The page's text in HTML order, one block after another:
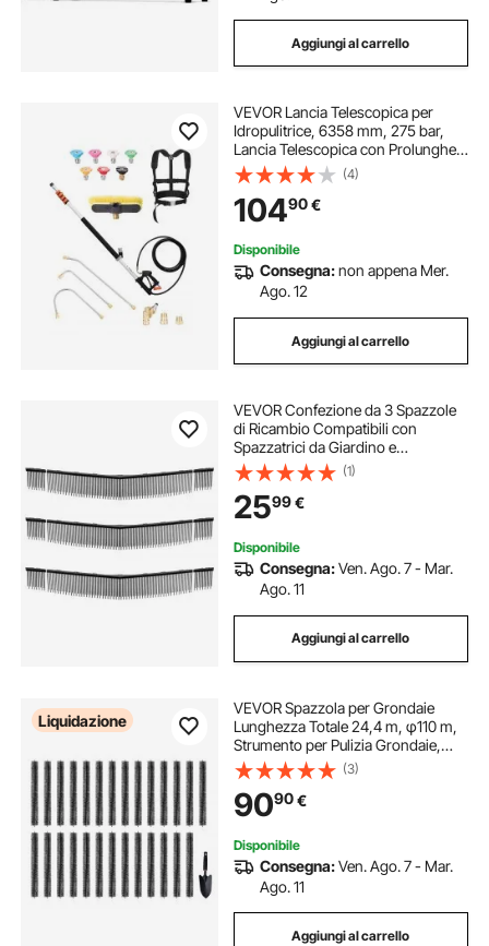
Aggiungi al carrello
VEVOR Lancia Telescopica per
Idropulitrice, 6358 mm, 275 bar,
Lancia Telescopica con Prolunghe,
Pulitore per Grondaie, Testina
Spazzola, 7 Ugelli Spruzzo,
Adattatore, Cintura, Giunto Girevole
(4)
10490€
Disponibile
Consegna:non appena Mer.
Ago. 12
Aggiungi al carrello
VEVOR Confezione da 3 Spazzole
di Ricambio Compatibili con
Spazzatrici da Giardino e
Raccoglitori Foglie VEVOR da 76,2
cm, Paletta con Setole a Forma di V,
per Pulizia di Erba Detriti e delle
Foglie
(1)
2599€
Disponibile
Consegna:Ven. Ago. 7 - Mar.
Ago. 11
Aggiungi al carrello
Liquidazione
VEVOR Spazzola per Grondaie
Lunghezza Totale 24,4 m, φ110 m,
Strumento per Pulizia Grondaie,
Spazzola per Grondaie Pulizia
Foglie per Grondaie 12,7 cm Set da
27 Pezzi
(3)
9090€
Disponibile
Consegna:Ven. Ago. 7 - Mar.
Ago. 11
Aggiungi al carrello